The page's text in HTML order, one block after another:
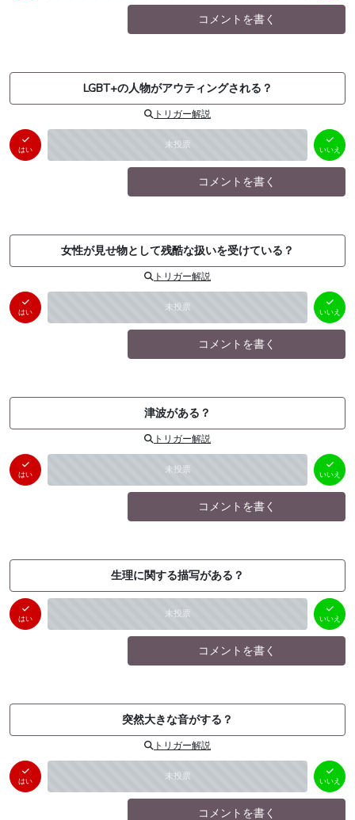
コメントを書く
LGBT+の人物がアウティングされる？
トリガー解説
はい 未投票
いいえ
（ 0件）
いいえ
コメントを書く
女性が見せ物として残酷な扱いを受けている？
トリガー解説
はい 未投票
いいえ
（ 0件）
いいえ
コメントを書く
津波がある？
トリガー解説
はい 未投票
いいえ
（ 0件）
いいえ
コメントを書く
生理に関する描写がある？
はい 未投票
いいえ
（ 0件）
いいえ
コメントを書く
突然大きな音がする？
トリガー解説
はい 未投票
いいえ
（ 0件）
いいえ
コメントを書く